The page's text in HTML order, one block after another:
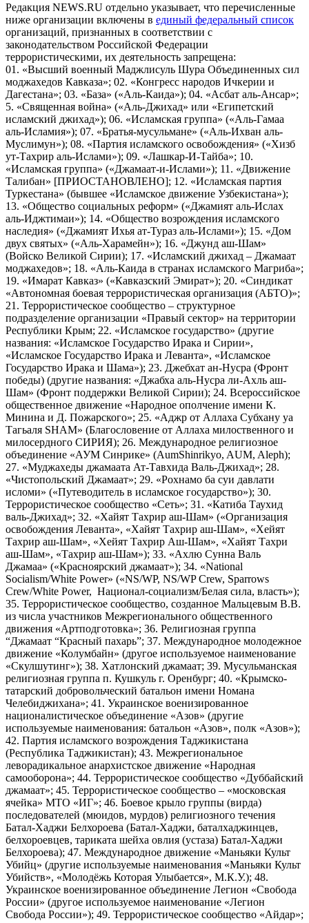
Редакция NEWS.RU отдельно указывает, что перечисленные
ниже организации включены в единый федеральный список
организаций, признанных в соответствии с
законодательством Российской Федерации
террористическими, их деятельность запрещена:
01. «Высший военный Маджлисуль Шура Объединенных сил
моджахедов Кавказа»; 02. «Конгресс народов Ичкерии и
Дагестана»; 03. «База» («Аль-Каида»); 04. «Асбат аль-Ансар»;
5. «Священная война» («Аль-Джихад» или «Египетский
исламский джихад»); 06. «Исламская группа» («Аль-Гамаа
аль-Исламия»); 07. «Братья-мусульмане» («Аль-Ихван аль-
Муслимун»); 08. «Партия исламского освобождения» («Хизб
ут-Тахрир аль-Ислами»); 09. «Лашкар-И-Тайба»; 10.
«Исламская группа» («Джамаат-и-Ислами»); 11. «Движение
Талибан» [ПРИОСТАНОВЛЕНО]; 12. «Исламская партия
Туркестана» (бывшее «Исламское движение Узбекистана»);
13. «Общество социальных реформ» («Джамият аль-Ислах
аль-Иджтимаи»); 14. «Общество возрождения исламского
наследия» («Джамият Ихья ат-Тураз аль-Ислами»); 15. «Дом
двух святых» («Аль-Харамейн»); 16. «Джунд аш-Шам»
(Войско Великой Сирии); 17. «Исламский джихад – Джамаат
моджахедов»; 18. «Аль-Каида в странах исламского Магриба»;
19. «Имарат Кавказ» («Кавказский Эмират»); 20. «Синдикат
«Автономная боевая террористическая организация (АБТО)»;
21. Террористическое сообщество – структурное
подразделение организации «Правый сектор» на территории
Республики Крым; 22. «Исламское государство» (другие
названия: «Исламское Государство Ирака и Сирии»,
«Исламское Государство Ирака и Леванта», «Исламское
Государство Ирака и Шама»); 23. Джебхат ан-Нусра (Фронт
победы) (другие названия: «Джабха аль-Нусра ли-Ахль аш-
Шам» (Фронт поддержки Великой Сирии); 24. Всероссийское
общественное движение «Народное ополчение имени К.
Минина и Д. Пожарского»; 25. «Аджр от Аллаха Субхану уа
Тагьаля SHAM» (Благословение от Аллаха милоственного и
милосердного СИРИЯ); 26. Международное религиозное
объединение «АУМ Синрике» (AumShinrikyo, AUM, Aleph);
27. «Муджахеды джамаата Ат-Тавхида Валь-Джихад»; 28.
«Чистопольский Джамаат»; 29. «Рохнамо ба суи давлати
исломи» («Путеводитель в исламское государство»); 30.
Террористическое сообщество «Сеть»; 31. «Катиба Таухид
валь-Джихад»; 32. «Хайят Тахрир аш-Шам» («Организация
освобождения Леванта», «Хайят Тахрир аш-Шам», «Хейят
Тахрир аш-Шам», «Хейят Тахрир Аш-Шам», «Хайят Тахри
аш-Шам», «Тахрир аш-Шам»); 33. «Ахлю Сунна Валь
Джамаа» («Красноярский джамаат»); 34. «National
Socialism/White Power» («NS/WP, NS/WP Crew, Sparrows
Crew/White Power, Национал-социализм/Белая сила, власть»);
35. Террористическое сообщество, созданное Мальцевым В.В.
из числа участников Межрегионального общественного
движения «Артподготовка»; 36. Религиозная группа
“Джамаат “Красный пахарь”; 37. Международное молодежное
движение «Колумбайн» (другое используемое наименование
«Скулшутинг»); 38. Хатлонский джамаат; 39. Мусульманская
религиозная группа п. Кушкуль г. Оренбург; 40. «Крымско-
татарский добровольческий батальон имени Номана
Челебиджихана»; 41. Украинское военизированное
националистическое объединение «Азов» (другие
используемые наименования: батальон «Азов», полк «Азов»);
42. Партия исламского возрождения Таджикистана
(Республика Таджикистан); 43. Межрегиональное
леворадикальное анархистское движение «Народная
самооборона»; 44. Террористическое сообщество «Дуббайский
джамаат»; 45. Террористическое сообщество – «московская
ячейка» МТО «ИГ»; 46. Боевое крыло группы (вирда)
последователей (мюидов, мурдов) религиозного течения
Батал-Хаджи Белхороева (Батал-Хаджи, баталхаджинцев,
белхороевцев, тариката шейха овлия (устаза) Батал-Хаджи
Белхороева); 47. Международное движение «Маньяки Культ
Убийц» (другие используемые наименования «Маньяки Культ
Убийств», «Молодёжь Которая Улыбается», М.К.У.); 48.
Украинское военизированное объединение Легион «Свобода
России» (другое используемое наименование «Легион
Свобода России»); 49. Террористическое сообщество «Айдар»;